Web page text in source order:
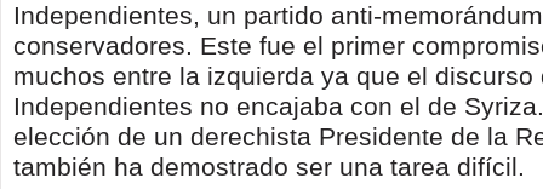
Independientes, un partido anti-
conservadores. Este fue el primer
muchos entre la izquierda ya que el discurso
Independientes no encajaba con el de
elección de un derechista Presidente de la
también ha demostrado ser una tarea difícil.